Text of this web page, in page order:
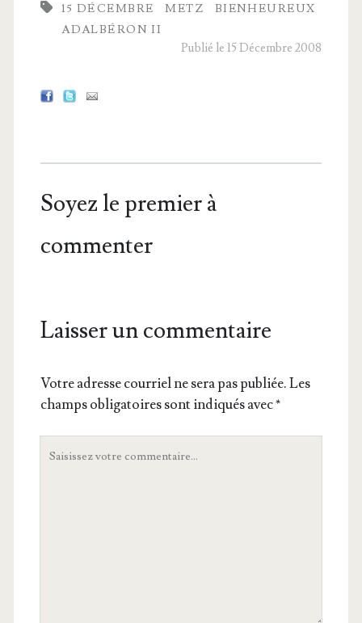
15 DÉCEMBRE METZ
BIENHEUREUX
ADALBÉRON II
Publié le 15 Décembre 2008
Soyez le premier à
commenter
Laisser un commentaire
Votre adresse courriel ne sera pas publiée.Les
champs obligatoires sont indiqués avec*